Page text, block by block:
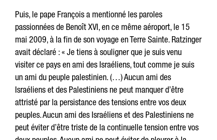
Puis, le pape François a mentionné les paroles
passionnées de Benoît XVI, en ce même aéroport, le 15
mai 2009, à la fin de son voyage en Terre Sainte. Ratzinger
avait déclaré : « Je tiens à souligner que je suis venu
visiter ce pays en ami des Israéliens, tout comme je suis
un ami du peuple palestinien. (…) Aucun ami des
Israéliens et des Palestiniens ne peut manquer d’être
attristé par la persistance des tensions entre vos deux
peuples. Aucun ami des Israéliens et des Palestiniens ne
peut éviter d’être triste de la continuelle tension entre vos